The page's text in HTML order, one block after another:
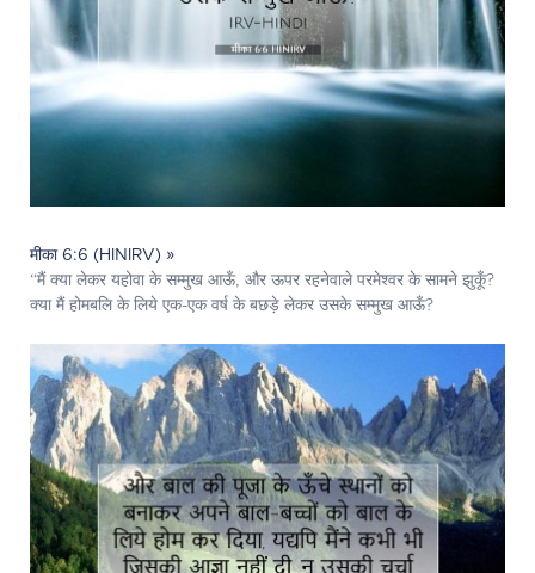
मीका 6:6 (HINIRV) »
“मैं क्या लेकर यहोवा के सम्मुख आऊँ, और ऊपर रहनेवाले परमेश्‍वर के सामने झुकूँ?
क्या मैं होमबलि के लिये एक-एक वर्ष के बछड़े लेकर उसके सम्मुख आऊँ?